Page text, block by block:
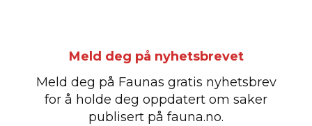
Meld deg på nyhetsbrevet
Meld deg på Faunas gratis nyhetsbrev
for å holde deg oppdatert om saker
publisert på fauna.no.